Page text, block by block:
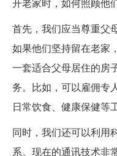
开老家时，如何照顾他
首先，我们应当尊重父
如果他们坚持留在老家
一套适合父母居住的房
务。比如，可以雇佣专
日常饮食、健康保健等
同时，我们还可以利用
系。现在的通讯技术非